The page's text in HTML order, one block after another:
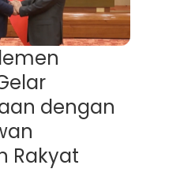
dengan
Rakyat